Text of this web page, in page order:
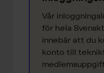
Vår
för hela
innebär att du
konto till